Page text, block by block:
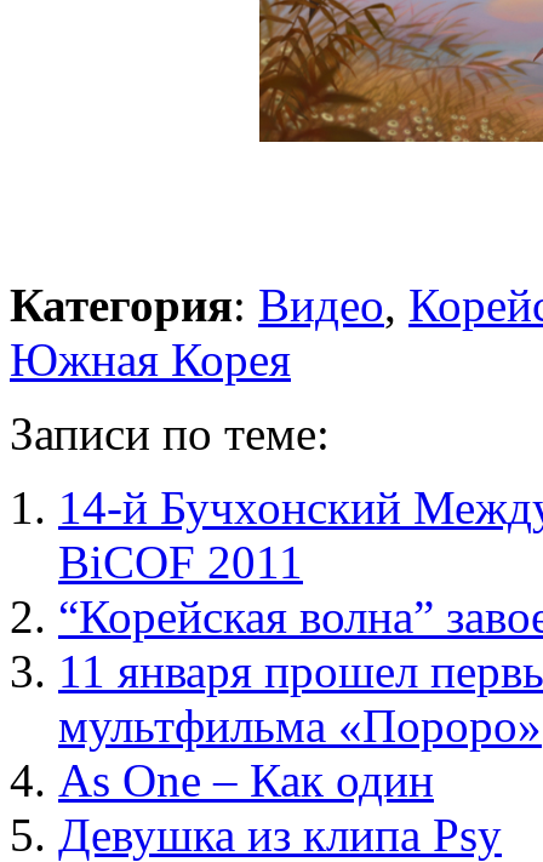
Категория: Видео,
Южная Корея
Записи по теме:
14-й Бучхонский
BiCOF 2011
“Корейская волна”
11 января прошел
мультфильма «Пороро»
As One – Как один
Девушка из клипа Psy